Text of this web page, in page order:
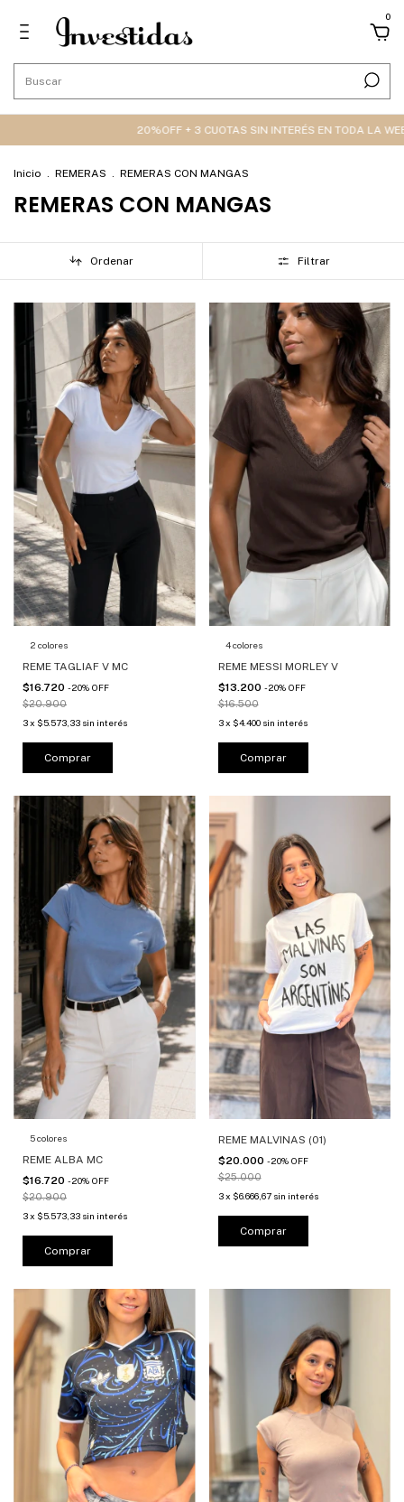
0
20%OFF + 3 CUOTAS SIN INTERÉS EN TODA LA WEB 🔥 20%OFF + 3
Inicio . REMERAS . REMERAS CON MANGAS
REMERAS CON MANGAS
Ordenar Filtrar
2 colores
REME TAGLIAF V MC
$16.720 -20% OFF
$20.900
3x $5.573,33 sin interés
Comprar
4 colores
REME MESSI MORLEY V
$13.200 -20% OFF
$16.500
3 x $4.400 sin interés
Comprar
5 colores
REME ALBA MC
$16.720 -20% OFF
$20.900
3x $5.573,33 sin interés
Comprar
REME MALVINAS (01)
$20.000 -20% OFF
$25.000
3 x $6.666,67 sin interés
Comprar